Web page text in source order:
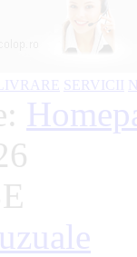
SERVICII